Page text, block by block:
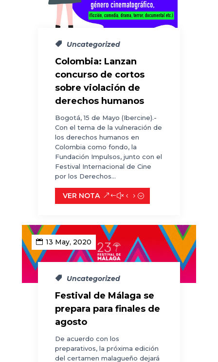
Uncategorized
Colombia: Lanzan
concurso de cortos
sobre violación de
derechos humanos
Bogotá, 15 de Mayo (Ibercine).-
Con el tema de la vulneración de
los derechos humanos en
Colombia como fondo, la
Fundación Impulsos, junto con el
Festival Internacional de Cine
por los Derechos...
VER NOTA
13 May, 2020
Uncategorized
Festival de Málaga se
prepara para finales de
agosto
De acuerdo con los
preparativos, la próxima edición
del certamen malagueño dejará